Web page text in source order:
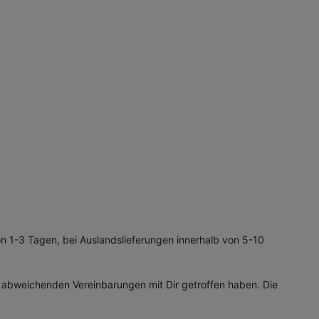
1-3 Tagen, bei Auslandslieferungen innerhalb von 5-10
Vereinbarungen mit Dir getroffen haben. Die